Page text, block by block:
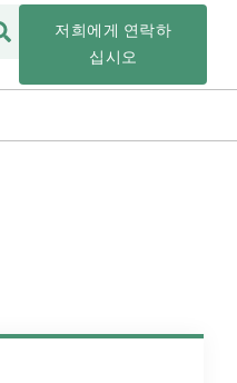
저희에게 연락하
십시오